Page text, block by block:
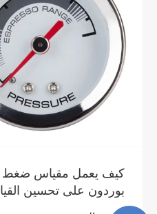
كيف يعمل مقياس ضغط
بوردون؟